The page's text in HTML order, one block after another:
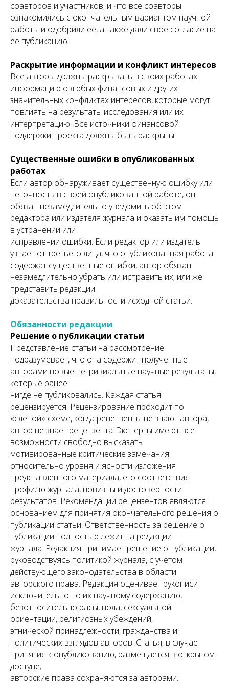
соавторов и участников, и что все соавторы
ознакомились с окончательным вариантом научной
работы и одобрили ее, а также дали свое согласие на
ее публикацию.
Раскрытие информации и конфликт интересов
Все авторы должны раскрывать в своих работах
информацию о любых финансовых и других
значительных конфликтах интересов, которые могут
повлиять на результаты исследования или их
интерпретацию. Все источники финансовой
поддержки проекта должны быть раскрыты.
Существенные ошибки в опубликованных
работах
Если автор обнаруживает существенную ошибку или
неточность в своей опубликованной работе, он
обязан незамедлительно уведомить об этом
редактора или издателя журнала и оказать им помощь
в устранении или
исправлении ошибки. Если редактор или издатель
узнает от третьего лица, что опубликованная работа
содержат существенные ошибки, автор обязан
незамедлительно убрать или исправить их, или же
представить редакции
доказательства правильности исходной статьи.
Обязанности редакции
Решение о публикации статьи
Представление статьи на рассмотрение
подразумевает, что она содержит полученные
авторами новые нетривиальные научные результаты,
которые ранее
нигде не публиковались. Каждая статья
рецензируется. Рецензирование проходит по
«слепой» схеме, когда рецензенты не знают автора,
автор не знает рецензента. Эксперты имеют все
возможности свободно высказать
мотивированные критические замечания
относительно уровня и ясности изложения
представленного материала, его соответствия
профилю журнала, новизны и достоверности
результатов. Рекомендации рецензентов являются
основанием для принятия окончательного решения о
публикации статьи. Ответственность за решение о
публикации полностью лежит на редакции
журнала. Редакция принимает решение о публикации,
руководствуясь политикой журнала, с учетом
действующего законодательства в области
авторского права. Редакция оценивает рукописи
исключительно по их научному содержанию,
безотносительно расы, пола, сексуальной
ориентации, религиозных убеждений,
этнической принадлежности, гражданства и
политических взглядов авторов. Статья, в случае
принятия к опубликованию, размещается в открытом
доступе;
авторские права сохраняются за авторами.